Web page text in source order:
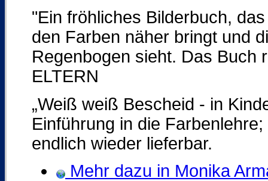
"Ein fröhliches Bilderbuch,
den Farben näher bringt und
Regenbogen sieht. Das Buch
ELTERN
„Weiß weiß Bescheid - in
Einführung in die
endlich wieder lieferbar.
Mehr dazu in Monika